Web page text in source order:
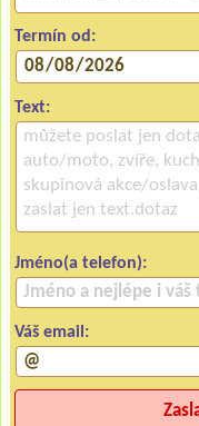
Termín od:
Text:
Jméno(a telefon):
Váš email: